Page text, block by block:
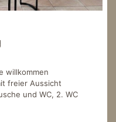
willkommen
freier Aussicht
und WC, 2. WC